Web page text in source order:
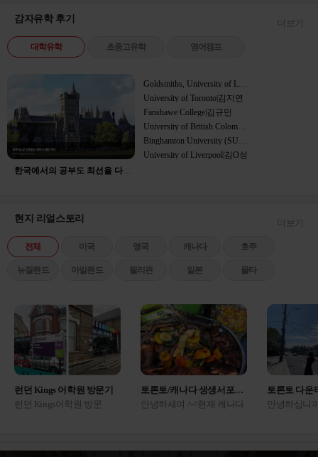
유○
2025.03.01
영국
안○
애듀부산 | 컨설턴트 박일평
초등학생 애 비자랑 부모 동반 비자 서류가 이렇
게 복잡할 줄이야.. 혼자...
2025.04.09
애듀부산 | 컨설턴트 센터장
애 친구 엄마가 여기 상담 잘 해준다고 해서 갔
미국
못 하고 갔는데, 아이 성...
영국
송○이
애듀부산 | 컨설턴트 진종현
영국 의대나 명문대 목표라 에이레벨을 해야 하
나 파운데이션을 해야 하나 ...
2025.07.17
애듀부산 | 컨설턴트 이진영
감자유학 후기 더보기
대학유학 초중고유학 영어캠프
한국에서의 공부도 최선을 다해 임했지만 영어에 대한 관심이 많았고 해외에서의 고등학교 생활이 저의 견문을 더 넓힐 수 있다는 생각에 유학을 결심했고, 중학교 졸업후 한국 고등학교 진학 대신 유학을 준비하여 2017년 2월부터 캐나다 고등학교에 진학하게 되었습니다.
Goldsmiths, University of London|한민주
University of Toronto|김지연
Fanshawe College|김규민
University of British Colombia (UBC)|정해우
Binghamton University (SUNY)|이치훈
University of Liverpool|김O성
현지 리얼스토리 더보기
전체 미국 영국 캐나다 호주
뉴질랜드 아일랜드 필리핀 일본 몰타
런던 Kings 어학원 방문기
런던 Kings어학원 방문
토론토/캐나다 생생서포터즈 후기
안녕하세여 ^-^현재 캐나다
토론토 다운
안녕하십니